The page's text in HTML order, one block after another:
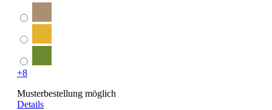
+8
Musterbestellung möglich
Details